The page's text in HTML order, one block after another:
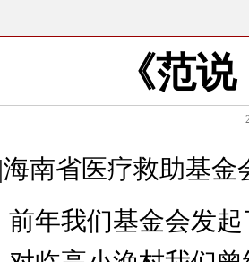
《范
南省医疗救助基金
前年我们基金会发